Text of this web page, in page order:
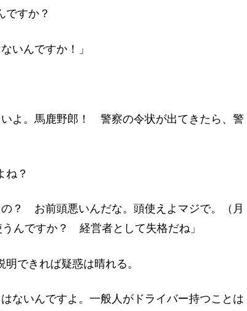
すか？
いんですか！」
いよ。馬鹿野郎！ 警察の令状が出てきたら、警
ね？
の？ お前頭悪いんだな。頭使えよマジで。（月
んですか？ 経営者として失格だね」
できれば疑惑は晴れる。
ないんですよ。一般人がドライバー持つことは